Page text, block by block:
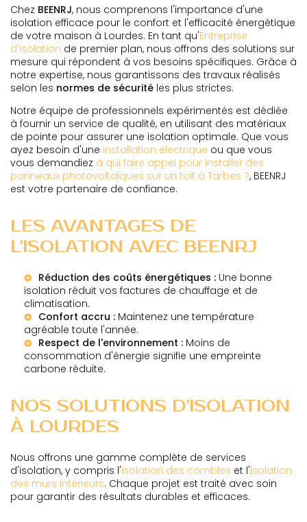
Chez BEENRJ, nous comprenons l'importance d'une
isolation efficace pour le confort et l'efficacité énergétique
de votre maison à Lourdes. En tant qu'Entreprise
d'isolation de premier plan, nous offrons des solutions sur
mesure qui répondent à vos besoins spécifiques. Grâce à
notre expertise, nous garantissons des travaux réalisés
selon les normes de sécurité les plus strictes.
Notre équipe de professionnels expérimentés est dédiée
à fournir un service de qualité, en utilisant des matériaux
de pointe pour assurer une isolation optimale. Que vous
ayez besoin d'une installation électrique ou que vous
vous demandiez à qui faire appel pour installer des
panneaux photovoltaïques sur un toit à Tarbes ?, BEENRJ
est votre partenaire de confiance.
LES AVANTAGES DE
L'ISOLATION AVEC BEENRJ
Réduction des coûts énergétiques : Une bonne
isolation réduit vos factures de chauffage et de
climatisation.
Confort accru : Maintenez une température
agréable toute l'année.
Respect de l'environnement : Moins de
consommation d'énergie signifie une empreinte
carbone réduite.
NOS SOLUTIONS D'ISOLATION
À LOURDES
Nous offrons une gamme complète de services
d'isolation, y compris l'isolation des combles et l'isolation
des murs intérieurs. Chaque projet est traité avec soin
pour garantir des résultats durables et efficaces.